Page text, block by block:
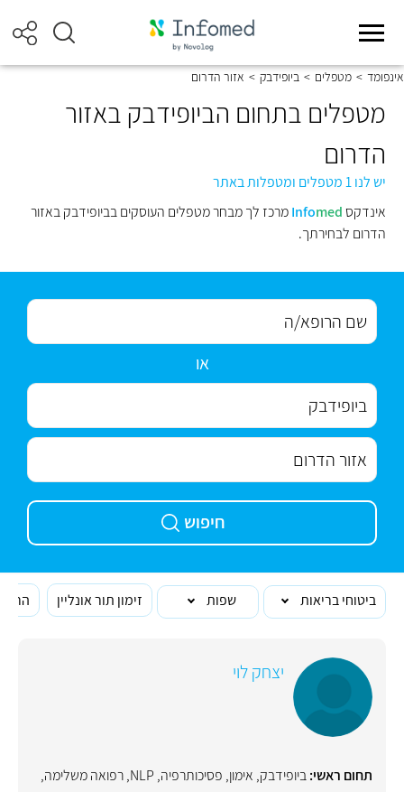
אינפומד > מטפלים > ביופידבק > אזור הדרום
מטפלים בתחום הביופידבק באזור
הדרום
יש לנו 1 מטפלים ומטפלות באתר
אינדקס
Infomed
מרכז לך מבחר מטפלים העוסקים בביופידבק באזור
הדרום לבחירתך.
או
חיפוש
ביטוחי בריאות שפות זימון תור אונליין
יצחק לוי
תחום ראשי:ביופידבק, אימון, פסיכותרפיה,
NLP
,רפואה משלימה,